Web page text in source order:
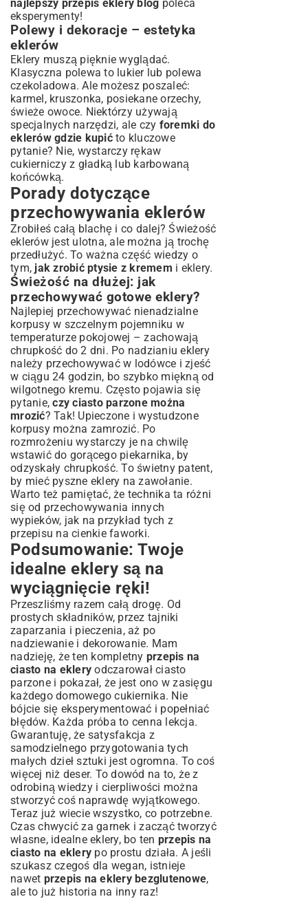
najlepszy przepis eklery blog poleca
eksperymenty!
Polewy i dekoracje – estetyka
eklerów
Eklery muszą pięknie wyglądać.
Klasyczna polewa to lukier lub polewa
czekoladowa. Ale możesz poszaleć:
karmel, kruszonka, posiekane orzechy,
świeże owoce. Niektórzy używają
specjalnych narzędzi, ale czy foremki do
eklerów gdzie kupićto kluczowe
pytanie? Nie, wystarczy rękaw
cukierniczy z gładką lub karbowaną
końcówką.
Porady dotyczące
przechowywania eklerów
Zrobiłeś całą blachę i co dalej? Świeżość
eklerów jest ulotna, ale można ją trochę
przedłużyć. To ważna część wiedzy o
tym, jak zrobić ptysie z kremem i eklery.
Świeżość na dłużej: jak
przechowywać gotowe eklery?
Najlepiej przechowywać nienadzialne
korpusy w szczelnym pojemniku w
temperaturze pokojowej – zachowają
chrupkość do 2 dni. Po nadzianiu eklery
należy przechowywać w lodówce i zjeść
w ciągu 24 godzin, bo szybko miękną od
wilgotnego kremu. Często pojawia się
pytanie,czy ciasto parzone można
mrozić? Tak! Upieczone i wystudzone
korpusy można zamrozić. Po
rozmrożeniu wystarczy je na chwilę
wstawić do gorącego piekarnika, by
odzyskały chrupkość. To świetny patent,
by mieć pyszne eklery na zawołanie.
Warto też pamiętać, że technika ta różni
się od przechowywania innych
wypieków, jak na przykład tych z
przepisu na cienkie faworki.
Podsumowanie: Twoje
idealne eklery są na
wyciągnięcie ręki!
Przeszliśmy razem całą drogę. Od
prostych składników, przez tajniki
zaparzania i pieczenia, aż po
nadziewanie i dekorowanie. Mam
nadzieję, że ten kompletny przepis na
ciasto na eklery odczarował ciasto
parzone i pokazał, że jest ono w zasięgu
każdego domowego cukiernika. Nie
bójcie się eksperymentować i popełniać
błędów. Każda próba to cenna lekcja.
Gwarantuję, że satysfakcja z
samodzielnego przygotowania tych
małych dzieł sztuki jest ogromna. To coś
więcej niż deser. To dowód na to, że z
odrobiną wiedzy i cierpliwości można
stworzyć coś naprawdę wyjątkowego.
Teraz już wiecie wszystko, co potrzebne.
Czas chwycić za garnek i zacząć tworzyć
własne, idealne eklery, bo ten przepis na
ciasto na eklery po prostu działa. A jeśli
szukasz czegoś dla wegan, istnieje
nawet przepis na eklery bezglutenowe,
ale to już historia na inny raz!